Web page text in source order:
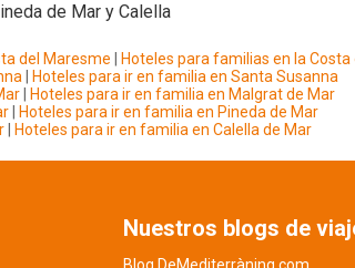
de Mar y Calella
del Maresme
Hoteles para familias en la
Hoteles para ir en familia en Santa Susanna
Hoteles para ir en familia en Malgrat de Mar
Hoteles para ir en familia en Pineda de Mar
Hoteles para ir en familia en Calella de Mar
Nuestros blogs de